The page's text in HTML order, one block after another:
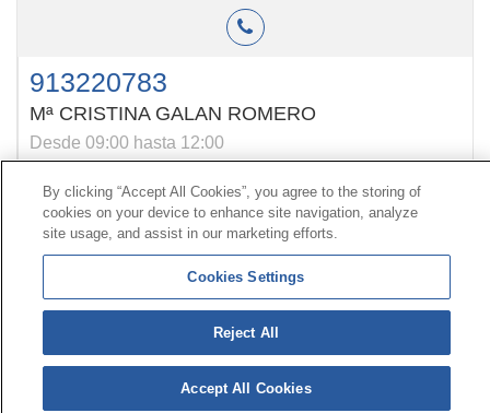
913220783
Mª CRISTINA GALAN ROMERO
Desde 09:00 hasta 12:00
Contact|Profile of the contractor|Claims
Line Universal 900 203 203
Private Area Special Benefits
|Private Area Health
© Mutua Universal 2026| Site map
Data protection Policy | Politics of cookies
Follow us on:
By clicking “Accept All Cookies”, you agree to the storing of
cookies on your device to enhance site navigation, analyze
site usage, and assist in our marketing efforts.
Cookies Settings
Reject All
Accept All Cookies